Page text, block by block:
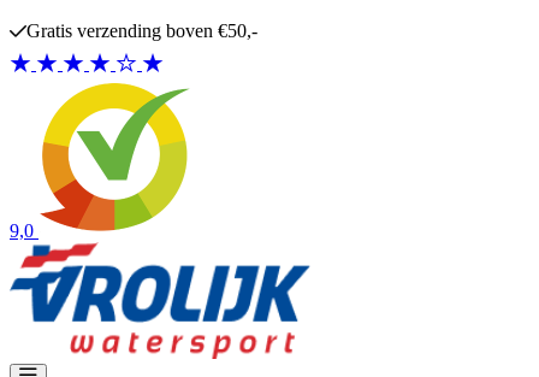
Gratis verzending boven €50,-
9,0